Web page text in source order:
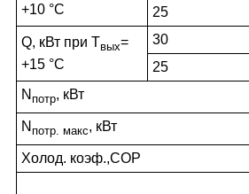
+10 °С
25
Q, кВт при Твых=
+15 °С
30
25
N потр, кВт
N потр. макс, кВт
Холод. коэф.,COP